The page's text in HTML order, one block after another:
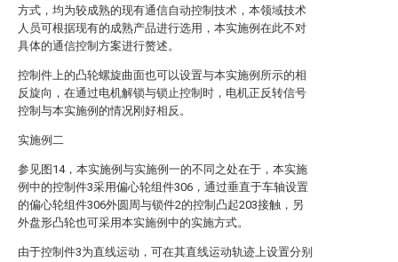
方式，均为较成熟的现有通信自动控制技术，本领域技术
人员可根据现有的成熟产品进行选用，本实施例在此不对
具体的通信控制方案进行赘述。
控制件上的凸轮螺旋曲面也可以设置与本实施例所示的相
反旋向，在通过电机解锁与锁止控制时，电机正反转信号
控制与本实施例的情况刚好相反。
实施例二
参见图14，本实施例与实施例一的不同之处在于，本实施
例中的控制件3采用偏心轮组件306，通过垂直于车轴设置
的偏心轮组件306外圆周与锁件2的控制凸起203接触，另
外盘形凸轮也可采用本实施例中的实施方式。
由于控制件3为直线运动，可在其直线运动轨迹上设置分别